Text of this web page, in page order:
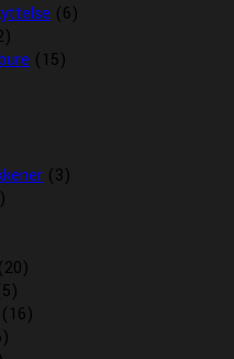
(6)
(15)
(3)
(20)
(16)